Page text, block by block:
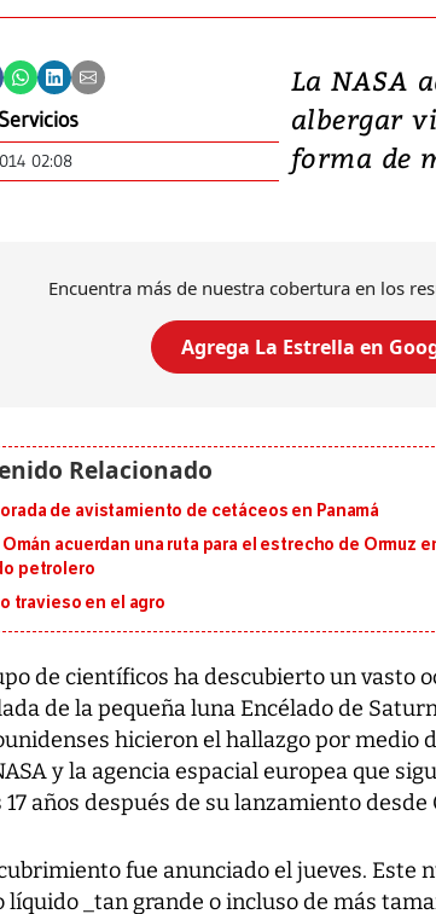
02:08
La NASA
albergar
forma de
Encuentra más de nuestra cobertura en los
Agrega La Estrella en
de avistamiento de cetáceos en Panamá
Omán acuerdan una ruta para el estrecho de Ormuz
petrolero
travieso en el agro
de científicos ha descubierto un vasto
de la pequeña luna Encélado de
hicieron el hallazgo por medio
y la agencia espacial europea que
años después de su lanzamiento desde
fue anunciado el jueves. Este
líquido _tan grande o incluso de más